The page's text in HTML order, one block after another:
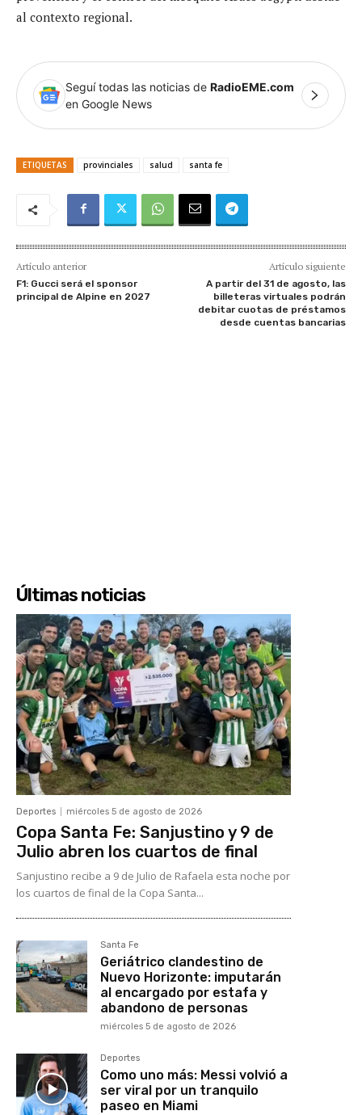
al contexto regional.
Seguí todas las noticias de RadioEME.com
en Google News
ETIQUETAS provinciales salud santa fe
Artículo anterior
F1: Gucci será el sponsor
principal de Alpine en 2027
Artículo siguiente
A partir del 31 de agosto, las
billeteras virtuales podrán
debitar cuotas de préstamos
desde cuentas bancarias
Últimas noticias
Deportes miércoles 5 de agosto de 2026
Copa Santa Fe: Sanjustino y 9 de
Julio abren los cuartos de final
Sanjustino recibe a 9 de Julio de Rafaela esta noche por
los cuartos de final de la Copa Santa...
Santa Fe
Geriátrico clandestino de
Nuevo Horizonte: imputarán
al encargado por estafa y
abandono de personas
miércoles 5 de agosto de 2026
Deportes
Como uno más: Messi volvió a
ser viral por un tranquilo
paseo en Miami